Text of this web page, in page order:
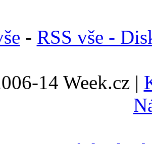
- RSS vše -
14 Week.cz |